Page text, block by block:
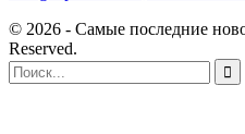
© 2026 - Самые последние
Reserved.